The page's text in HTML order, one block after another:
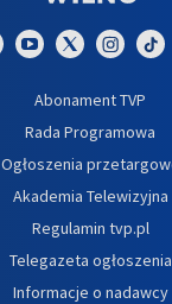
Abonament TVP
Rada Programowa
Ogłoszenia
Akademia Telewizyjna
Regulamin tvp.pl
Telegazeta ogłoszenia
Informacje o nadawcy